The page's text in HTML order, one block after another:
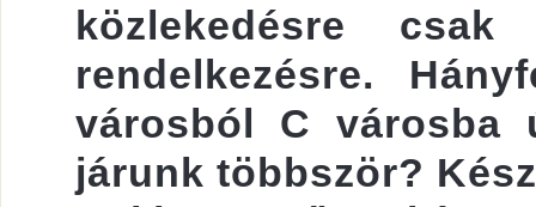
közlekedésre
rendelkezésre.
városból C városba
járunk többször?